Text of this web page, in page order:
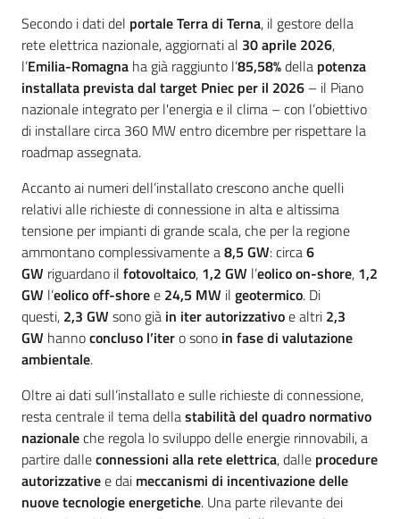
Secondo i dati del portale Terra di Terna, il gestore della
rete elettrica nazionale, aggiornati al 30 aprile 2026,
l’Emilia-Romagna ha già raggiunto l’85,58%della potenza
installata prevista dal target Pniec per il 2026 – il Piano
nazionale integrato per l'energia e il clima – con l’obiettivo
di installare circa 360 MW entro dicembre per rispettare la
roadmap assegnata.
Accanto ai numeri dell’installato crescono anche quelli
relativi alle richieste di connessione in alta e altissima
tensione per impianti di grande scala, che per la regione
ammontano complessivamente a8,5 GW: circa6
GW riguardano il fotovoltaico, 1,2 GW l’eolico on-shore, 1,2
GW l’eolico off-shoree 24,5 MW il geotermico. Di
questi, 2,3 GW sono già in iter autorizzativoe altri 2,3
GW hannoconcluso l’itero sono in fase di valutazione
ambientale.
Oltre ai dati sull’installato e sulle richieste di connessione,
resta centrale il tema dellastabilità del quadro normativo
nazionaleche regola lo sviluppo delle energie rinnovabili, a
partire dalleconnessioni alla rete elettrica, dalle procedure
autorizzativee dai meccanismi di incentivazione delle
nuove tecnologie energetiche. Una parte rilevante dei